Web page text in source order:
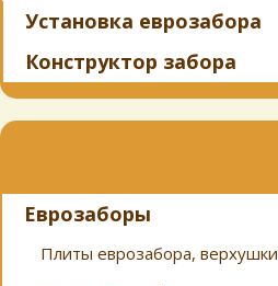
Установка еврозабора
Конструктор забора
Еврозаборы
Плиты еврозабора, верхушки